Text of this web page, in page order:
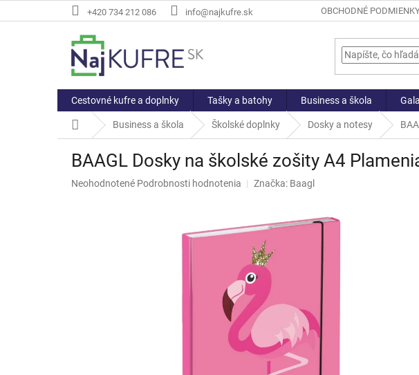
na
+420 734 212 086 info@najkufre.sk OBCHODNÉ
Cestovné kufre a doplnky Tašky a batohy Business a škola
DomovBusiness a škola Školské doplnky Dosky a notesy
BAAGL Dosky na školské zošity A4
Priemerné
Neohodnotené Podrobnosti hodnotenia Značka: Baagl